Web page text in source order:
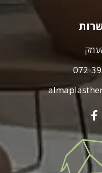
072-
פלסט